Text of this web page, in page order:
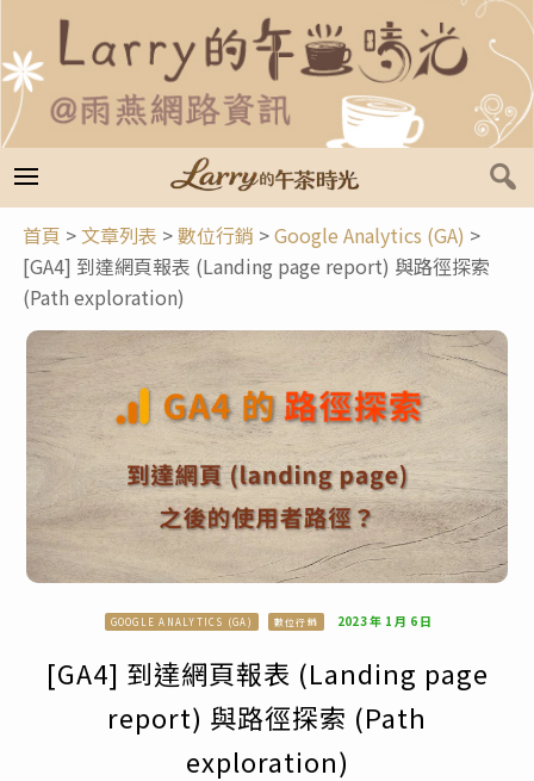
至
主
要
內
容
首頁 >文章列表 >數位行銷 >Google Analytics (GA) >
[GA4] 到達網頁報表 (Landing page report) 與路徑探索
(Path exploration)
GOOGLE ANALYTICS (GA) 數位行銷 2023 年 1 月 6 日
[GA4] 到達網頁報表 (Landing page
report) 與路徑探索 (Path
exploration)